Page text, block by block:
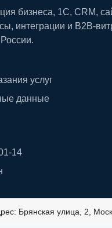
бизнеса, 1С, CRM,
интеграции и B2B-
услуг
данные
14
Брянская улица, 2,